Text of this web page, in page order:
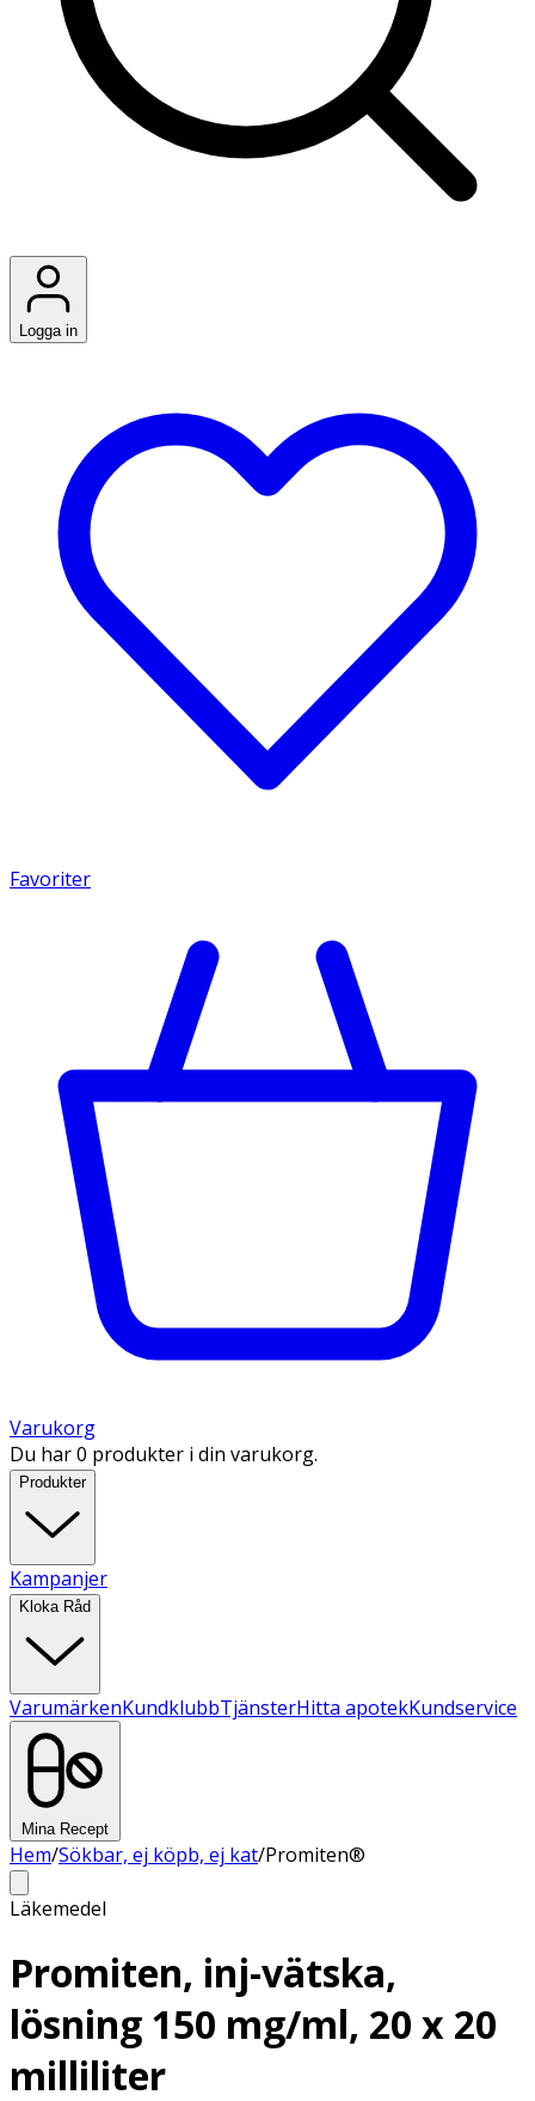
Logga in
Favoriter
Varukorg
Du har 0 produkter i din varukorg.
Produkter
Kampanjer
Kloka Råd
VarumärkenKundklubbTjänsterHitta apotekKundservice
Mina Recept
Hem/Sökbar, ej köpb, ej kat/Promiten®
Läkemedel
Promiten, inj-vätska,
lösning 150 mg/ml, 20 x 20
milliliter